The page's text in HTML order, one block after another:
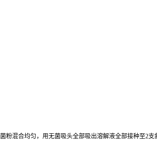
混合均匀，用无菌吸头全部吸出溶解液全部接种至2